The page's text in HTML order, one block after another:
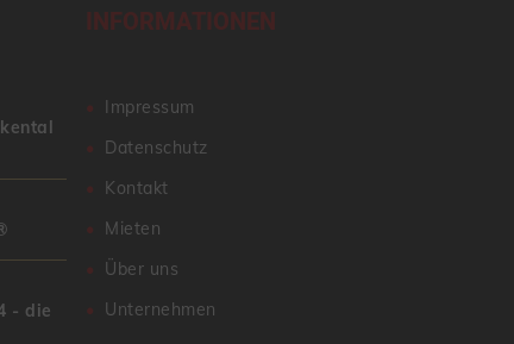
- die
INFORMATIONEN
Impressum
Datenschutz
Kontakt
Mieten
Über uns
Unternehmen